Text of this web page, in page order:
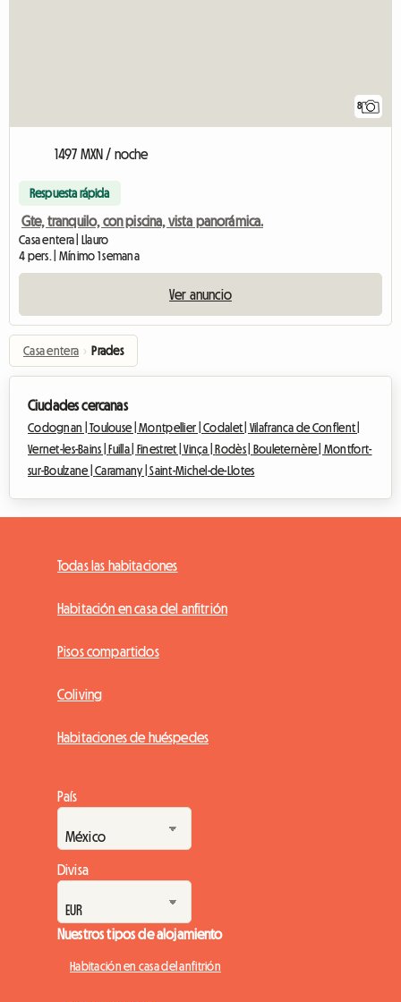
8
1497 MXN / noche
Respuesta rápida
Gte, tranquilo, con piscina, vista panorámica.
Casa entera | Llauro
4 pers. | Mínimo 1 semana
Ver anuncio
Casa entera › Prades
Ciudades cercanas
Codognan |Toulouse |Montpellier |Codalet | Vilafranca de Conflent |
Vernet-les-Bains |
Fuilla | Finestret |Vinça | Rodès | Bouleternère | Montfort-
sur-Boulzane |Caramany |Saint-Michel-de-Llotes
Todas las habitaciones
Habitación en casa del anfitrión
Pisos compartidos
Coliving
Habitaciones de huéspedes
País
Divisa
Nuestros tipos de alojamiento
Habitación en casa del anfitrión